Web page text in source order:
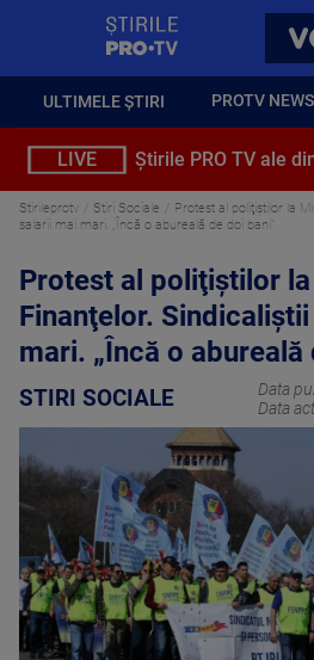
ULTIMELE ȘTIRI PROTV
LIVE Știrile PRO TV ale
Stirileprotv Stiri Sociale
Protest al poliţiştilor la
salarii mai mari. „Încă o abureală de doi bani”
Protest al poliţiştilor la
Finanţelor.
mari. „Încă o abureală
STIRI SOCIALE Data
Data